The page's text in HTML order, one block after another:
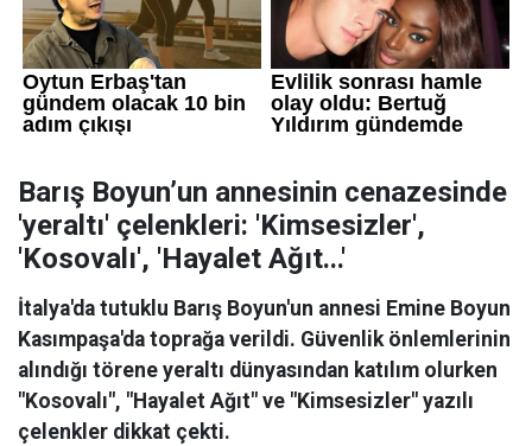
Barış Boyun’un annesinin cenazesinde
'yeraltı' çelenkleri: 'Kimsesizler',
'Kosovalı', 'Hayalet Ağıt...'
İtalya'da tutuklu Barış Boyun'un annesi Emine Boyun
Kasımpaşa'da toprağa verildi. Güvenlik önlemlerinin
alındığı törene yeraltı dünyasından katılım olurken
"Kosovalı", "Hayalet Ağıt" ve "Kimsesizler" yazılı
çelenkler dikkat çekti.